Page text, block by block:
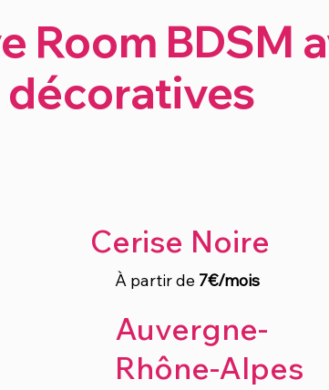
Room BDSM
décoratives
Cerise Noire
À partir de 7€/mois
Auvergne-
Rhône-Alpes